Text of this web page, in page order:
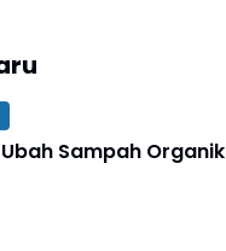
Sampah Organik